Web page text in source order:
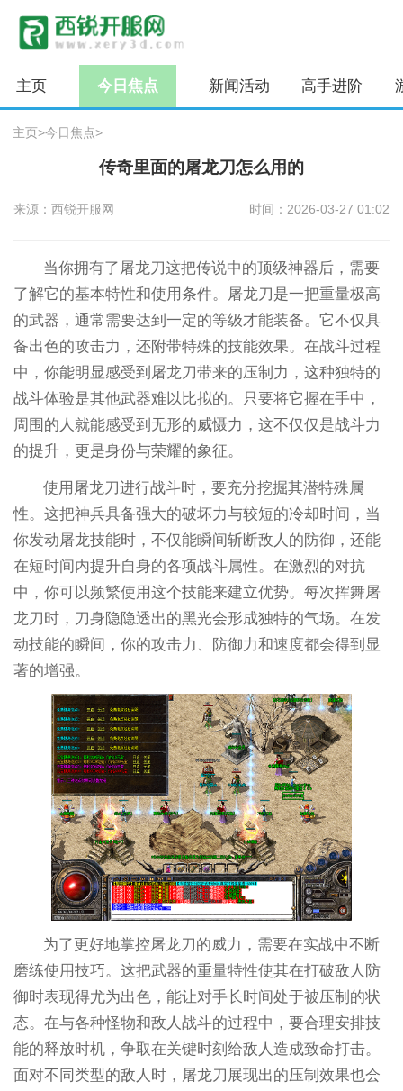
主页 今日焦点 新闻活动 高手进阶
主页>今日焦点>
传奇里面的屠龙刀怎么用的
来源：西锐开服网 时间：2026-03-27 01:02
当你拥有了屠龙刀这把传说中的顶级神器后，需要
了解它的基本特性和使用条件。屠龙刀是一把重量极高
的武器，通常需要达到一定的等级才能装备。它不仅具
备出色的攻击力，还附带特殊的技能效果。在战斗过程
中，你能明显感受到屠龙刀带来的压制力，这种独特的
战斗体验是其他武器难以比拟的。只要将它握在手中，
周围的人就能感受到无形的威慑力，这不仅仅是战斗力
的提升，更是身份与荣耀的象征。
使用屠龙刀进行战斗时，要充分挖掘其潜特殊属
性。这把神兵具备强大的破坏力与较短的冷却时间，当
你发动屠龙技能时，不仅能瞬间斩断敌人的防御，还能
在短时间内提升自身的各项战斗属性。在激烈的对抗
中，你可以频繁使用这个技能来建立优势。每次挥舞屠
龙刀时，刀身隐隐透出的黑光会形成独特的气场。在发
动技能的瞬间，你的攻击力、防御力和速度都会得到显
著的增强。
为了更好地掌控屠龙刀的威力，需要在实战中不断
磨练使用技巧。这把武器的重量特性使其在打破敌人防
御时表现得尤为出色，能让对手长时间处于被压制的状
态。在与各种怪物和敌人战斗的过程中，要合理安排技
能的释放时机，争取在关键时刻给敌人造成致命打击。
面对不同类型的敌人时，屠龙刀展现出的压制效果也会